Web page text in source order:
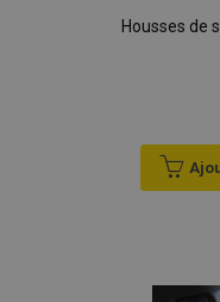
Housses de